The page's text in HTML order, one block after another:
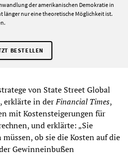
der amerikanischen Demokratie in
länger nur eine theoretische Möglichkeit ist.
BESTELLEN
von State Street Global
erklärte in derFinancial Times,
mit Kostensteigerungen für
und erklärte: „Sie
ob sie die Kosten auf die
Gewinneinbußen